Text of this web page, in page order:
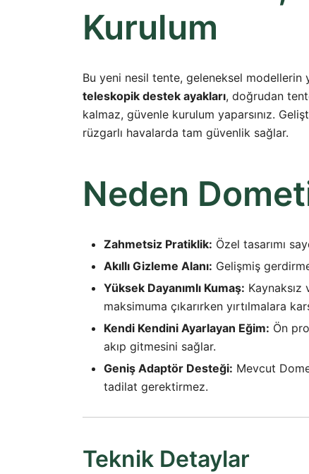
Kurulum
Bu yeni nesil tente, geleneksel modellerin
teleskopik destek ayakları, doğrudan
kalmaz, güvenle kurulum yaparsınız.
rüzgarlı havalarda tam güvenlik sağlar.
Neden
Zahmetsiz Pratiklik: Özel tasarımı
Akıllı Gizleme Alanı: Gelişmiş
Yüksek Dayanımlı Kumaş: Kaynaksız
maksimuma çıkarırken yırtılmalara
Kendi Kendini Ayarlayan Eğim: Ön
akıp gitmesini sağlar.
Geniş Adaptör Desteği: Mevcut
tadilat gerektirmez.
Teknik Detaylar